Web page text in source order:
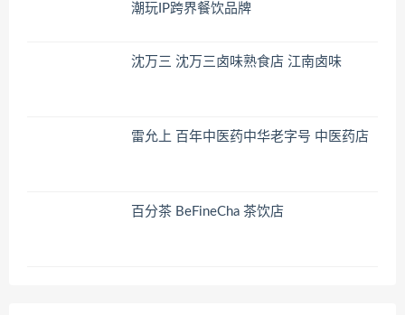
潮玩IP跨界餐饮品牌
沈万三 沈万三卤味熟食店 江南卤味
雷允上 百年中医药中华老字号 中医药店
百分茶 BeFineCha 茶饮店